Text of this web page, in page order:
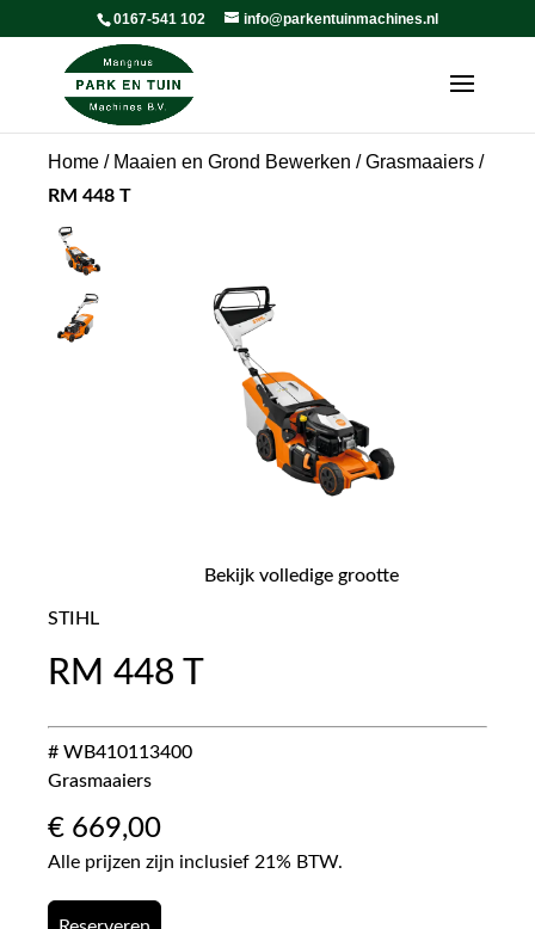
0167-541 102 info@parkentuinmachines.nl
Home / Maaien en Grond Bewerken /Grasmaaiers /
RM 448 T
Bekijk volledige grootte
STIHL
RM 448 T
# WB410113400
Grasmaaiers
€ 669,00
Alle prijzen zijn inclusief 21% BTW.